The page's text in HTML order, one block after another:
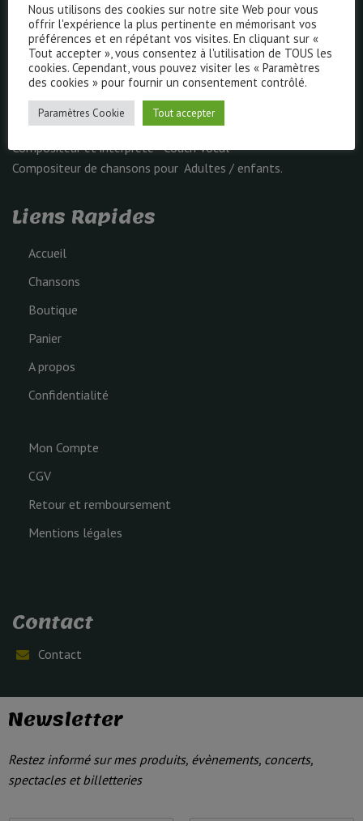
Vincent Casalta
Vincent CASALTA, Artiste du Spectacle et plus.
Compositeur et interprète - Coach Vocal
Compositeur de chansons pour Adultes / enfants.
Liens Rapides
Accueil
Chansons
Boutique
Panier
A propos
Confidentialité
Mon Compte
CGV
Retour et remboursement
Mentions légales
Contact
Contact
Newsletter
Restez informé sur mes produits, évènements, concerts,
spectacles et billetteries
Nous utilisons des cookies sur notre site Web pour vous
offrir l'expérience la plus pertinente en mémorisant vos
préférences et en répétant vos visites. En cliquant sur «
Tout accepter », vous consentez à l'utilisation de TOUS les
cookies. Cependant, vous pouvez visiter les « Paramètres
des cookies » pour fournir un consentement contrôlé.
Paramètres Cookie Tout accepter